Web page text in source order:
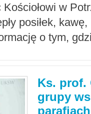
w
posiłek,
o tym,
Ks. prof.
grupy
parafiach